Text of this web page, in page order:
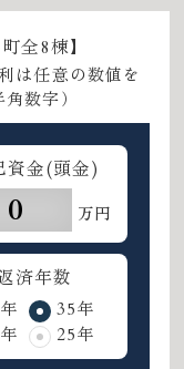
全8棟】
は任意の数値を
数字）
資金(頭金)
万円
済年数
35年
25年